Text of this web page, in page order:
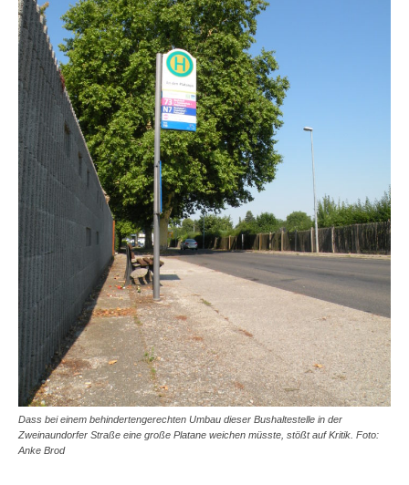
Dass bei einem behindertengerechten Umbau dieser Bushaltestelle in der
Zweinaundorfer Straße eine große Platane weichen müsste, stößt auf Kritik. Foto:
Anke Brod